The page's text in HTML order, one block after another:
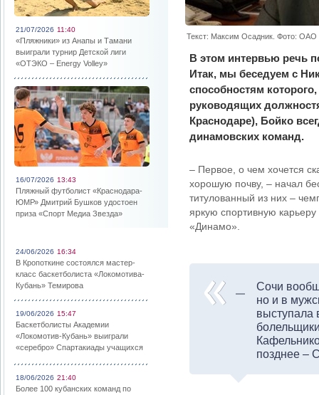
21/07/2026 11:40
«Пляжники» из Анапы и Тамани
выиграли турнир Детской лиги
«ОТЭКО – Energy Volley»
16/07/2026 13:43
Пляжный футболист «Краснодара-
ЮМР» Дмитрий Бушков удостоен
приза «Спорт Медиа Звезда»
24/06/2026 16:34
В Кропоткине состоялся мастер-
класс баскетболиста «Локомотива-
Кубань» Темирова
19/06/2026 15:47
Баскетболисты Академии
«Локомотив-Кубань» выиграли
«серебро» Спартакиады учащихся
18/06/2026 21:40
Более 100 кубанских команд по
Текст: Максим Осадник. Фото: ОАО
В этом интервью речь
Итак, мы беседуем с
способностям
руководящих
Краснодаре), Бойко
динамовских команд.
– Первое, о чем хочется
хорошую почву, – начал
титулованный из них –
яркую спортивную
«Динамо».
Сочи
но и в
выступала
позднее –